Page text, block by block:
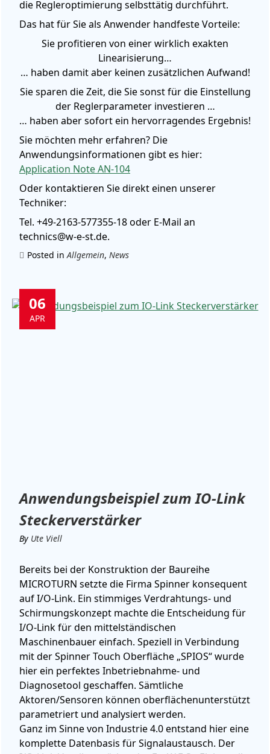
die Regleroptimierung selbsttätig durchführt.
Das hat für Sie als Anwender handfeste Vorteile:
Sie profitieren von einer wirklich exakten
Linearisierung…
… haben damit aber keinen zusätzlichen Aufwand!
Sie sparen die Zeit, die Sie sonst für die Einstellung
der Reglerparameter investieren …
… haben aber sofort ein hervorragendes Ergebnis!
Sie möchten mehr erfahren? Die
Anwendungsinformationen gibt es hier:
Application Note AN-104
Oder kontaktieren Sie direkt einen unserer
Techniker:
Tel. +49-2163-577355-18 oder E-Mail an
technics@w-e-st.de.
Posted inAllgemein, News
Anwendungsbeispiel zum IO-Link
Steckerverstärker
06
APR
By Ute Viell
Bereits bei der Konstruktion der Baureihe
MICROTURN setzte die Firma Spinner konsequent
auf I/O-Link. Ein stimmiges Verdrahtungs- und
Schirmungskonzept machte die Entscheidung für
I/O-Link für den mittelständischen
Maschinenbauer einfach. Speziell in Verbindung
mit der Spinner Touch Oberfläche „SPIOS“ wurde
hier ein perfektes Inbetriebnahme- und
Diagnosetool geschaffen. Sämtliche
Aktoren/Sensoren können oberflächenunterstützt
parametriert und analysiert werden.
Ganz im Sinne von Industrie 4.0 entstand hier eine
komplette Datenbasis für Signalaustausch. Der